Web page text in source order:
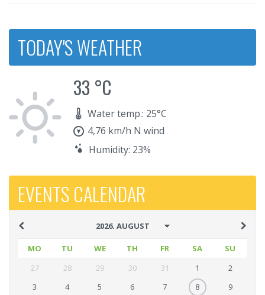
TODAY'S WEATHER
33 °C
Water temp.: 25°C
4,76 km/h N wind
Humidity: 23%
EVENTS CALENDAR
MO TU WE TH FR SA
SU
27
28 29 30 31 1
2
3
4 5 6 7 8
9